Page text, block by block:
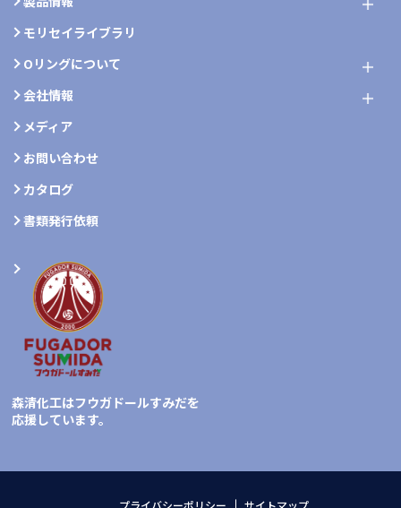
モリセイライブラリ
Oリングについて
会社情報
メディア
お問い合わせ
カタログ
書類発行依頼
森清化工はフウガドールすみだを
応援しています。
プライバシーポリシー サイトマップ